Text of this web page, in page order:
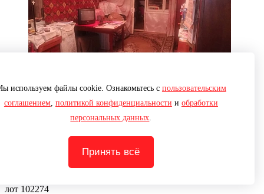
Ещё
до моря 1846 м
лот 102274
используем файлы cookie. Ознакомьтесь с пользовательским
соглашением, политикой конфиденциальности и обработки
персональных данных
Принять всё